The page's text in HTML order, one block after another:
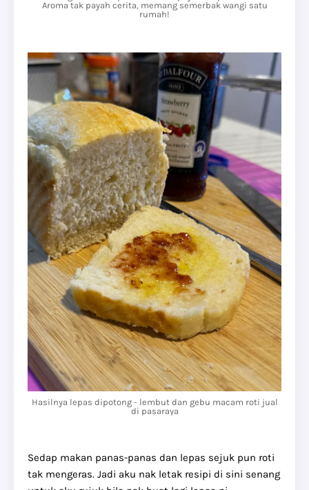
Aroma tak payah cerita, memang semerbak wangi satu
rumah!
Hasilnya lepas dipotong - lembut dan gebu macam roti jual
di pasaraya
Sedap makan panas-panas dan lepas sejuk pun roti
tak mengeras. Jadi aku nak letak resipi di sini senang